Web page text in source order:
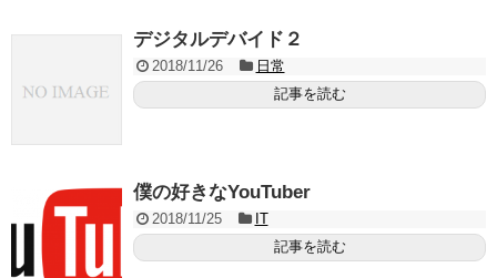
デジタルデバイド２
2018/11/26
日常
記事を読む
僕の好きなYouTuber
2018/11/25
IT
記事を読む